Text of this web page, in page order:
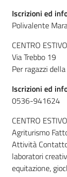
Iscrizioni ed
Polivalente
CENTRO
Via Trebbo 19
Per ragazzi
Iscrizioni ed
0536-941624
CENTRO
Agriturismo
Attività
laboratori
equitazione,